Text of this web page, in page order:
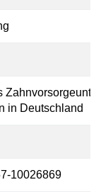
in Deutschland
10026869